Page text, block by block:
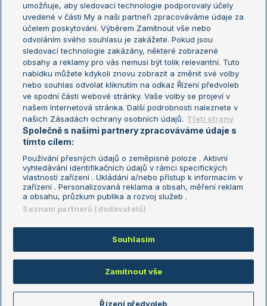
Sázkařský žebříček
Wimbledon
US Open
Turnaj mistrů
Turnaj mistryň
Aktualní trendy
Fotbalové přestupy
Livesport Daily
LS Prague Open
Podmínky užití
Nastavení soukromí
GDPR a žurnalistika
Reklama
Kontakt
Informace o zpracování osobních
údajů
Copyright © 2008-2026 TenisPortal.cz. Využíváme zpravodajství ČTK.
umožňuje, aby sledovací technologie podporovaly účely
uvedené v části My a naši partneři zpracováváme údaje za
účelem poskytování. Výběrem Zamítnout vše nebo
odvoláním svého souhlasu je zakážete. Pokud jsou
sledovací technologie zakázány, některé zobrazené
obsahy a reklamy pro vás nemusí být tolik relevantní. Tuto
nabídku můžete kdykoli znovu zobrazit a změnit své volby
nebo souhlas odvolat kliknutím na odkaz Řízení předvoleb
ve spodní části webové stránky. Vaše volby se projeví v
našem Internetová stránka. Další podrobnosti naleznete v
našich Zásadách ochrany osobních údajů. Třetí strany
Společně s našimi partnery zpracováváme údaje s
tímto cílem:
Používání přesných údajů o zeměpisné poloze . Aktivní
vyhledávání identifikačních údajů v rámci specifických
vlastností zařízení . Ukládání a/nebo přístup k informacím v
zařízení . Personalizovaná reklama a obsah, měření reklam
a obsahu, průzkum publika a rozvoj služeb .
Seznam partnerů (dodavatelů)
Souhlasím
Zamítnout vše
Řízení předvoleb